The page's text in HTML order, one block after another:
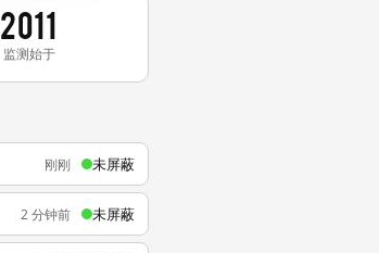
2011
监测始于
刚刚 未屏蔽
2 分钟前 未屏蔽